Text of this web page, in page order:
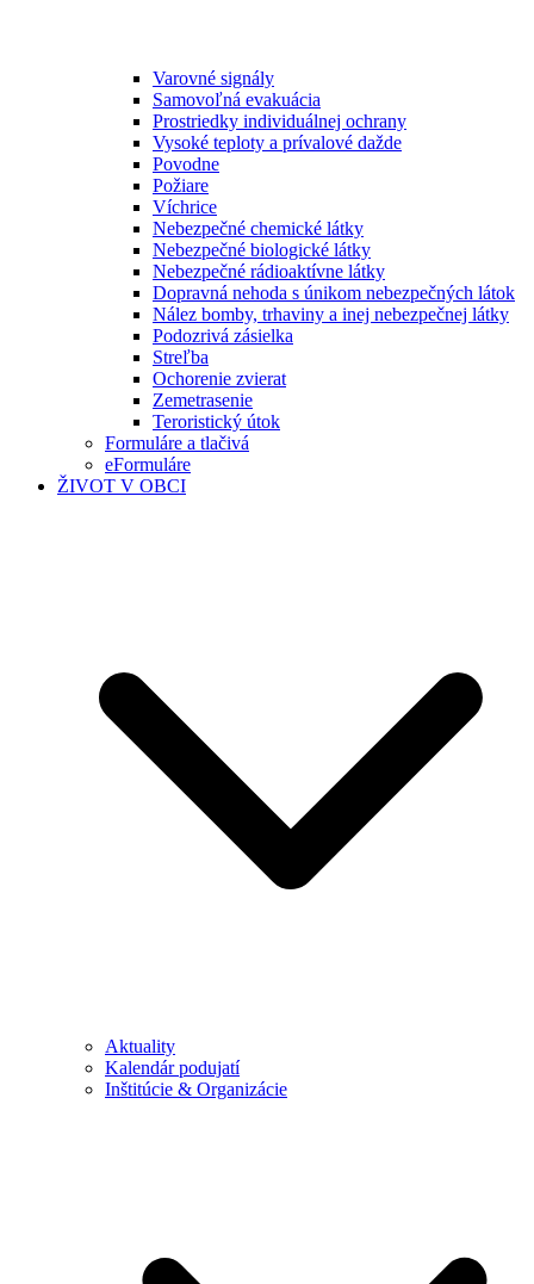
Varovné signály
Samovoľná evakuácia
Prostriedky individuálnej ochrany
Vysoké teploty a prívalové dažde
Povodne
Požiare
Víchrice
Nebezpečné chemické látky
Nebezpečné biologické látky
Nebezpečné rádioaktívne látky
Dopravná nehoda s únikom nebezpečných látok
Nález bomby, trhaviny a inej nebezpečnej látky
Podozrivá zásielka
Streľba
Ochorenie zvierat
Zemetrasenie
Teroristický útok
Formuláre a tlačivá
eFormuláre
ŽIVOT V OBCI
Aktuality
Kalendár podujatí
Inštitúcie & Organizácie